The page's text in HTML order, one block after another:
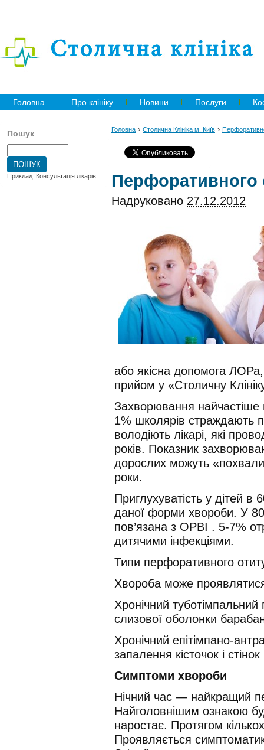
Головна Про клініку Новини Послуги
Пошук
Приклад: Консультація лікарів
Головна › Столична Клініка м. Київ ›
Перфоративного
Надруковано 27.12.2012
або якісна допомога
прийом у «Столичну
Захворювання
1% школярів страждають
володіють лікарі, які
років. Показник
дорослих можуть
роки.
Приглухуватість у дітей
даної форми хвороби. У
пов’язана з ОРВІ . 5-7%
дитячими інфекціями.
Типи перфоративного
Хвороба може
Хронічний
слизової оболонки
Хронічний епітімпано-
запалення кісточок і
Симптоми хвороби
Нічний час — найкращий
Найголовнішим ознакою
наростає. Протягом
Проявляється